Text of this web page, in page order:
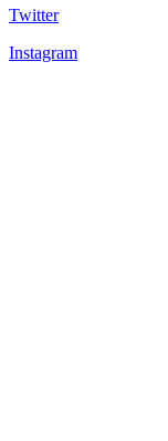
Twitter
Instagram